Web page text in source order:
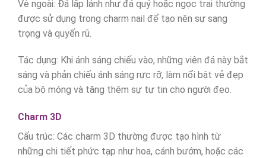
Vẻ ngoài: Đá lấp lánh như đá quý hoặc ngọc trai thường
được sử dụng trong charm nail để tạo nên sự sang
trọng và quyến rũ.
Tác dụng: Khi ánh sáng chiếu vào, những viên đá này bắt
sáng và phản chiếu ánh sáng rực rỡ, làm nổi bật vẻ đẹp
của bộ móng và tăng thêm sự tự tin cho người đeo.
Charm 3D
Cấu trúc: Các charm 3D thường được tạo hình từ
những chi tiết phức tạp như hoa, cánh bướm, hoặc các